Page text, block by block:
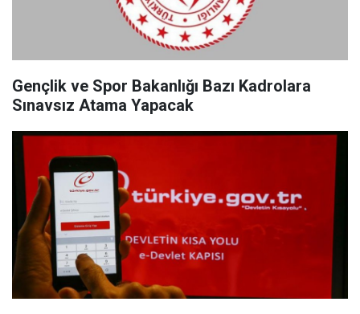
Gençlik ve Spor Bakanlığı Bazı Kadrolara
Sınavsız Atama Yapacak